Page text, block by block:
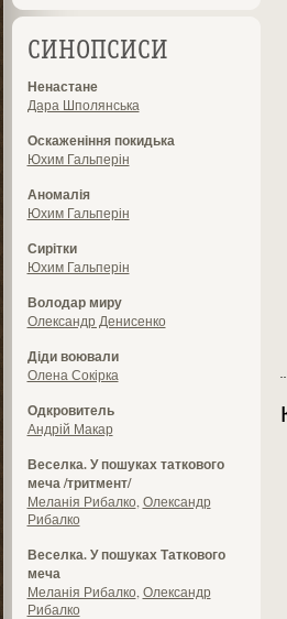
СИНОПСИСИ
Ненастане
Дара Шполянська
Оскаженіння покидька
Юхим Гальперін
Аномалія
Юхим Гальперін
Сирітки
Юхим Гальперін
Володар миру
Олександр Денисенко
Діди воювали
Олена Сокірка
Одкровитель
Андрій Макар
Веселка. У пошуках таткового
меча /тритмент/
Меланія Рибалко Олександр
Рибалко
Веселка. У пошуках Таткового
меча
Меланія Рибалко Олександр
Рибалко